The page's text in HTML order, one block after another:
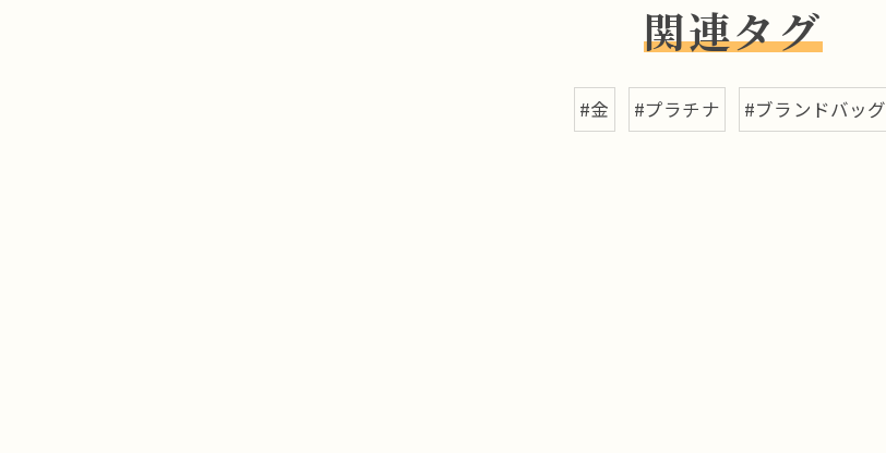
関連タグ
#金 #プラチナ #ブランドバッグ